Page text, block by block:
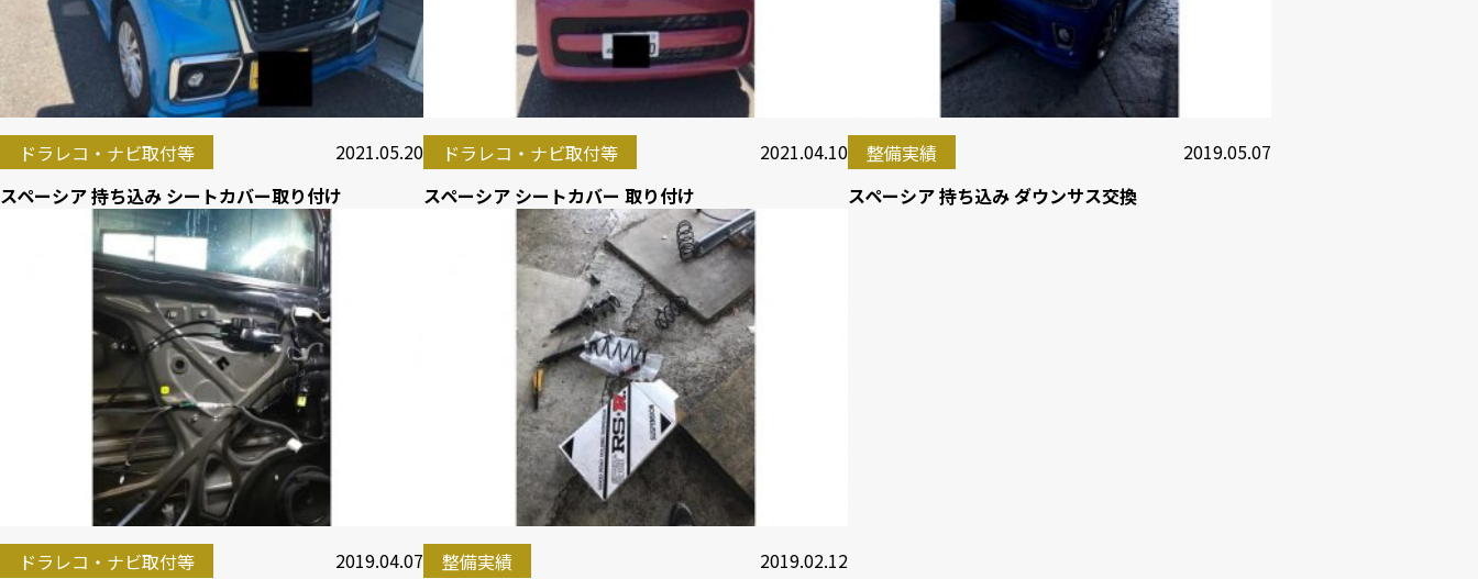
ドラレコ・ナビ取付等
2021.05.20
スペーシア 持ち込み シートカバー取り付け
ドラレコ・ナビ取付等
2021.04.10
スペーシア シートカバー 取り付け
整備実績
2019.05.07
スペーシア 持ち込み ダウンサス交換
ドラレコ・ナビ取付等
2019.04.07
整備実績
2019.02.12